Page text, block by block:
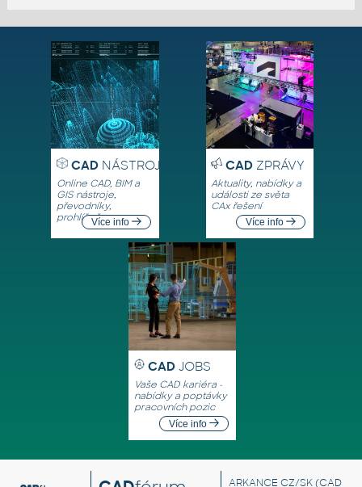
CADNÁSTROJE
Online CAD, BIM a
GIS nástroje,
převodníky,
prohlížečeVíce info
CADZPRÁVY
Aktuality, nabídky a
události ze světa
CAx řešení
Více info
CAD JOBS
Vaše CAD kariéra -
nabídky a poptávky
pracovních pozic
Více info
ARKANCE CZ/SK(CAD